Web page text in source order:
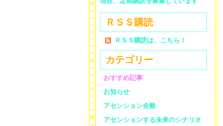
ＲＳＳ購読
ＲＳＳ購読は、こちら！
カテゴリー
おすすめ記事
お知らせ
アセンション全般
アセンションする未来のシナリオ